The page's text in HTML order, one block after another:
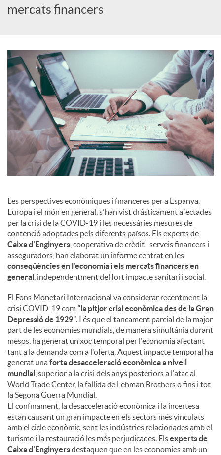
c
i
a
l
s
mercats financers
Les perspectives econòmiques i financeres per a Espanya,
Europa i el món en general, s'han vist dràsticament afectades
per la crisi de la COVID-19 i les necessàries mesures de
contenció adoptades pels diferents països. Els experts de
Caixa d'Enginyers , cooperativa de crèdit i serveis financers i
asseguradors, han elaborat un informe centrat en les
conseqüències en l'economia i els mercats financers en
general , independentment del fort impacte sanitari i social.
El Fons Monetari Internacional va considerar recentment la
crisi COVID-19 com“la pitjor crisi econòmica des de la Gran
Depressió de 1929”. I és que el tancament parcial de la major
part de les economies mundials, de manera simultània durant
mesos, ha generat un xoc temporal per l'economia afectant
tant a la demanda com a l'oferta. Aquest impacte temporal ha
generat unaforta desacceleració econòmica a nivell
mundial , superior a la crisi dels anys posteriors a l'atac al
World Trade Center, la fallida de Lehman Brothers o fins i tot
la Segona Guerra Mundial.
El confinament, la desacceleració econòmica i la incertesa
estan causant un gran impacte en els sectors més vinculats
amb el cicle econòmic, sent les indústries relacionades amb el
turisme i la restauració les més perjudicades. Elsexperts de
Caixa d'Enginyersdestaquen que en les economies amb un